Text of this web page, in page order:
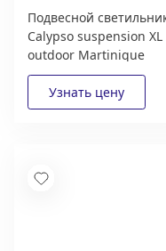
Подвесной
Calypso suspension XL
outdoor Martinique
Antigua Guadaloupe
Contardi